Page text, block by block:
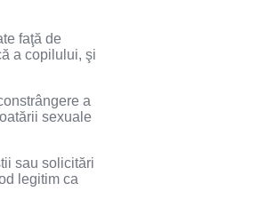
faţă de
a copilului, şi
a
sexuale
sau solicitări
legitim ca